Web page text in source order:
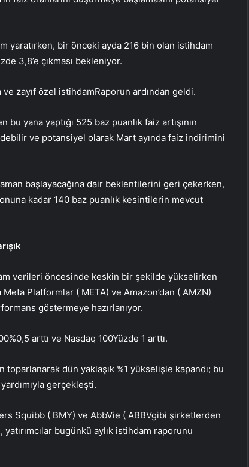
yaratırken, bir önceki ayda 216 bin olan istihdam
3,8’e çıkması bekleniyor.
zayıf özel istihdamRaporun ardından geldi.
yana yaptığı 525 baz puanlık faiz artışının
ve potansiyel olarak Mart ayında faiz indirimini
başlayacağına dair beklentilerini geri çekerken,
kadar 140 baz puanlık kesintilerin mevcut
verileri öncesinde keskin bir şekilde yükselirken
Meta Platformlar ( META) ve Amazon’dan ( AMZN)
göstermeye hazırlanıyor.
%0,5 arttı ve Nasdaq 100Yüzde 1 arttı.
toparlanarak dün yaklaşık %1 yükselişle kapandı; bu
gerçekleşti.
Squibb ( BMY) ve AbbVie ( ABBVgibi şirketlerden
bugünkü aylık istihdam raporunu